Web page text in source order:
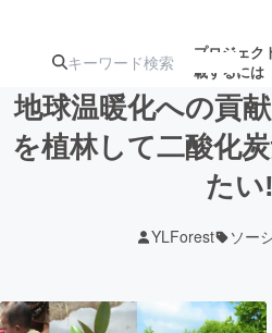
プロジェク
載するには
注目の新着プロ
地球温暖化への貢
を植林して二酸化
たい
YLForest ソー